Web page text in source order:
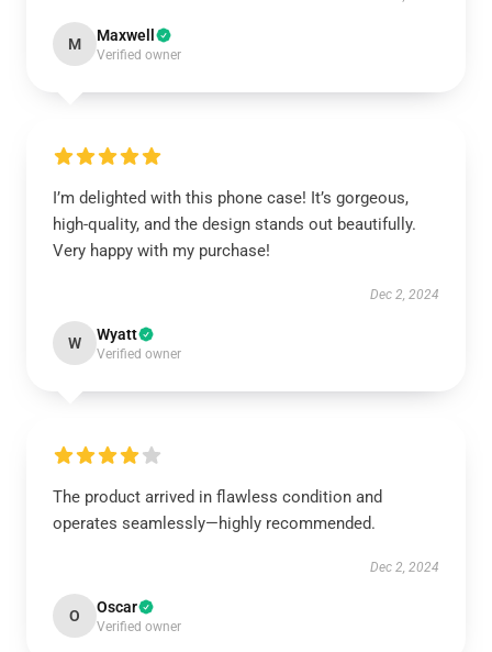
M Maxwell
Verified owner
I’m delighted with this phone case! It’s gorgeous,
high-quality, and the design stands out beautifully.
Very happy with my purchase!
Dec 2, 2024
W Wyatt
Verified owner
The product arrived in flawless condition and
operates seamlessly—highly recommended.
Dec 2, 2024
O Oscar
Verified owner